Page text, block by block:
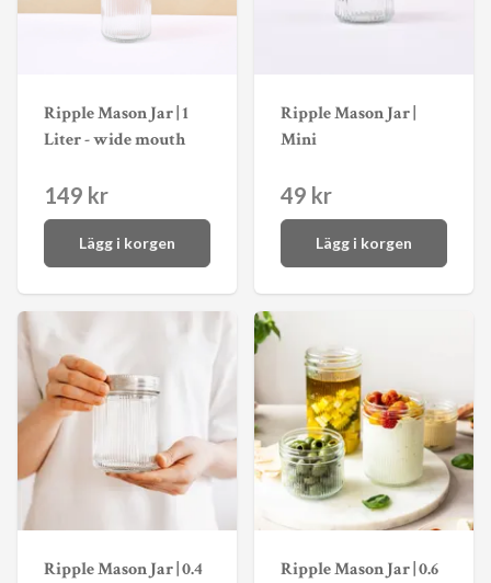
Ripple Mason Jar | 1
Liter - wide mouth
149 kr
Lägg i korgen
Ripple Mason Jar |
Mini
49 kr
Lägg i korgen
Ripple Mason Jar | 0.4
Ripple Mason Jar | 0.6